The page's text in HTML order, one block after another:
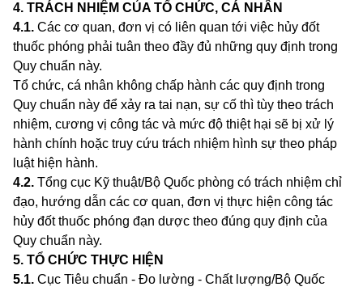
4. TRÁCH NHIỆM CỦA TỔ CHỨC, CÁ NHÂN
4.1. Các cơ quan, đơn vị có liên quan tới việc hủy đốt
thuốc phóng phải tuân theo đầy đủ những quy định trong
Quy chuẩn này.
Tổ chức, cá nhân không chấp hành các quy định trong
Quy chuẩn này để xảy ra tai nạn, sự cố thì tùy theo trách
nhiệm, cương vị công tác và mức độ thiệt hại sẽ bị xử lý
hành chính hoặc truy cứu trách nhiệm hình sự theo pháp
luật hiện hành.
4.2. Tổng cục Kỹ thuật/Bộ Quốc phòng có trách nhiệm chỉ
đạo, hướng dẫn các cơ quan, đơn vị thực hiện công tác
hủy đốt thuốc phóng đạn dược theo đúng quy định của
Quy chuẩn này.
5. TỔ CHỨC THỰC HIỆN
5.1. Cục Tiêu chuẩn - Đo ường - Chất lượng/Bộ Quốc